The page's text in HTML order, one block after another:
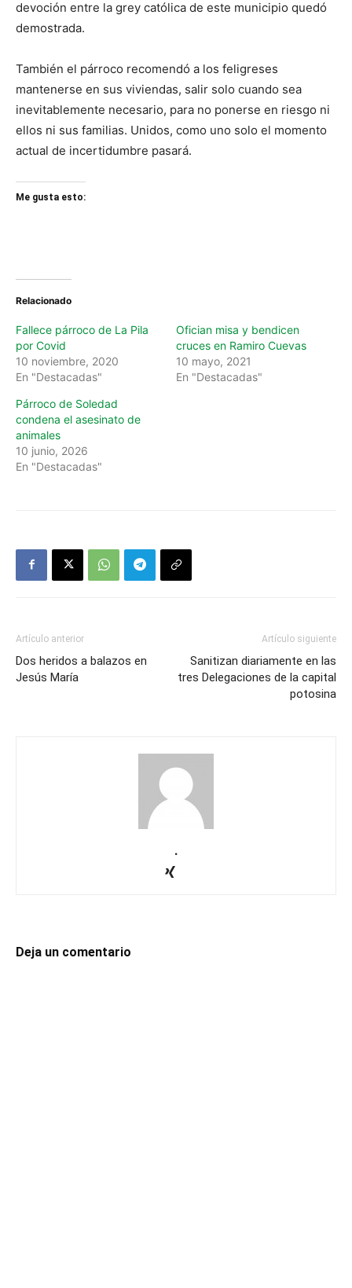
devoción entre la grey católica de este municipio quedó
demostrada.
También el párroco recomendó a los feligreses
mantenerse en sus viviendas, salir solo cuando sea
inevitablemente necesario, para no ponerse en riesgo ni
ellos ni sus familias. Unidos, como uno solo el momento
actual de incertidumbre pasará.
Me gusta esto:
Relacionado
Fallece párroco de La Pila
por Covid
10 noviembre, 2020
En "Destacadas"
Ofician misa y bendicen
cruces en Ramiro Cuevas
10 mayo, 2021
En "Destacadas"
Párroco de Soledad
condena el asesinato de
animales
10 junio, 2026
En "Destacadas"
Artículo anterior
Dos heridos a balazos en
Jesús María
Artículo siguiente
Sanitizan diariamente en las
tres Delegaciones de la capital
potosina
.
Deja un comentario